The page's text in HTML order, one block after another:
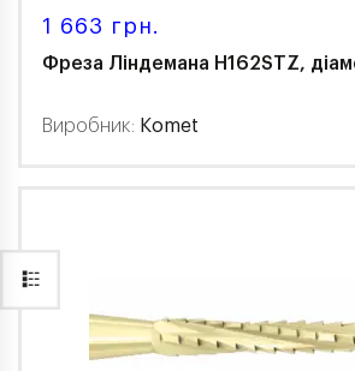
1 663 грн.
Фреза Ліндемана H162STZ,
Виробник: Komet